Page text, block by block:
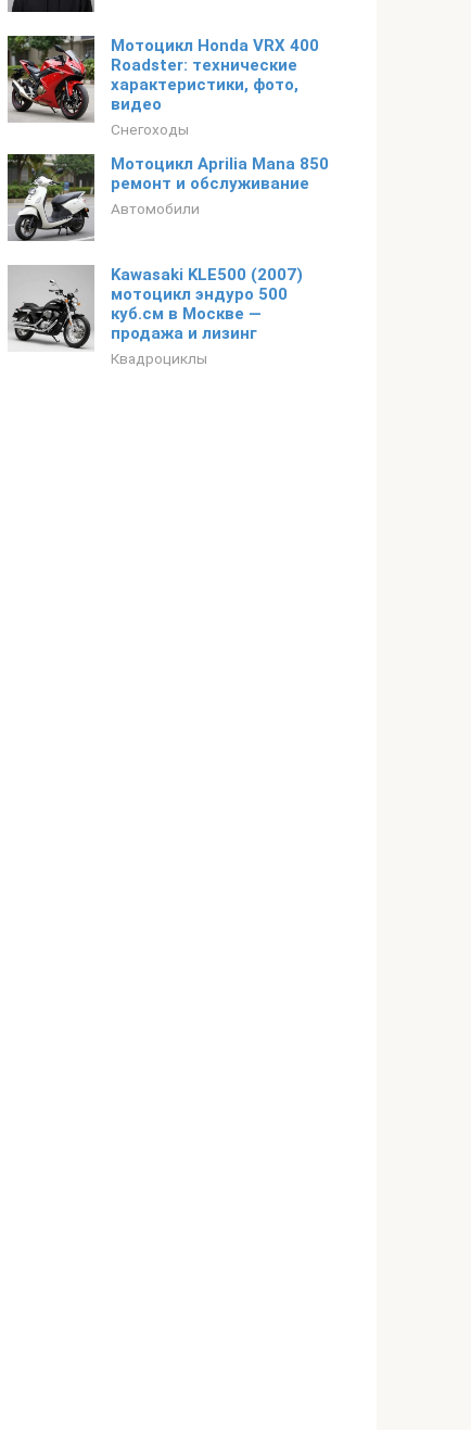
Мотоцикл Honda VRX 400
Roadster: технические
характеристики, фото,
видео
Снегоходы
Мотоцикл Aprilia Mana 850
ремонт и обслуживание
Автомобили
Kawasaki KLE500 (2007)
мотоцикл эндуро 500
куб.см в Москве —
продажа и лизинг
Квадроциклы